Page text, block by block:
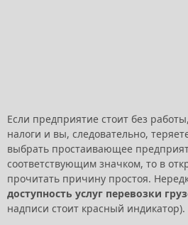
Если предприятие стоит без
налоги и вы, следовательно,
выбрать простаивающее
соответствующим значком, то в
прочитать причину простоя.
доступность услуг перевозки
надписи стоит красный индикатор).